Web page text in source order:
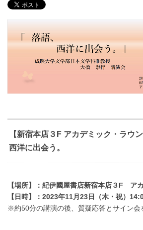
【新宿本店３F アカデミック・ラウ
西洋に出会う。
【場所】：紀伊國屋書店新宿本店３F ア
【日時】：2023年11月23日（木・祝）
※約50分の講演の後、質疑応答とサイン会